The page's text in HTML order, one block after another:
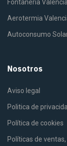
Fontaneria Valencia
Aerotermia
Autoconsumo
Nosotros
Aviso legal
Politica de
Política de cookies
Políticas de